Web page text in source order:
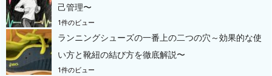
己管理〜
1件のビュー
ランニングシューズの一番上の二つの穴～効果的な使
い方と靴紐の結び方を徹底解説〜
1件のビュー